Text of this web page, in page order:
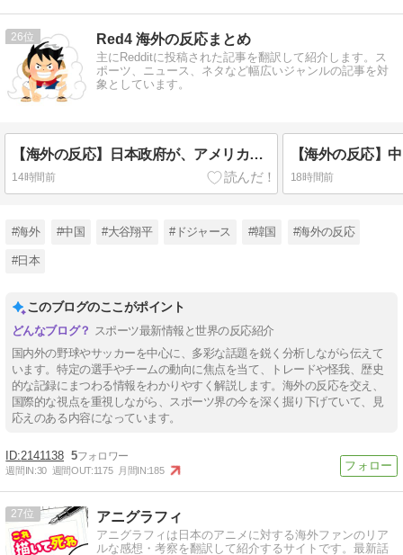
26 Red4 海外の反応まとめ
主にRedditに投稿された記事を翻訳して紹介します。ス
ポーツ、ニュース、ネタなど幅広いジャンルの記事を対
象としています。
【海外の反応】日本政府が、アメリカ政府によるネットミームとしての任天堂やポケモン使用に対して警告 → 「若者票を集めたいんだろうな」「任天堂の法務部隊が出てくるぞ」
14時間前 18時間前
#海外 #中国 #大谷翔平 #ドジャース #韓国 #海外の反応
#日本
このブログのここがポイント
スポーツ最新情報と世界の反応紹介
国内外の野球やサッカーを中心に、多彩な話題を鋭く分析しながら伝えて
います。特定の選手やチームの動向に焦点を当て、トレードや怪我、歴史
的な記録にまつわる情報をわかりやすく解説します。海外の反応を交え、
国際的な視点を重視しながら、スポーツ界の今を深く掘り下げていて、見
応えのある内容になっています。
2141138 5
週間IN:30 週間OUT:1175 月間IN:185
27 アニグラフィ
アニグラフィは日本のアニメに対する海外ファンのリア
ルな感想・考察を翻訳して紹介するサイトです。最新話